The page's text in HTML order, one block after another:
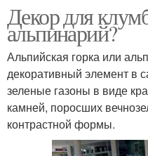
Декор для
альпинарий?
Альпийская горка или
декоративный элемент в
зеленые газоны в виде
камней, поросших
контрастной формы.